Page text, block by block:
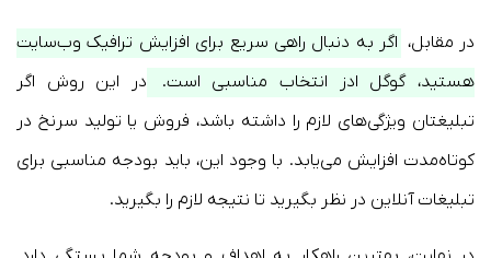
در مقابل، اگر به دنبال راهی سریع برای افزایش ترافیک وب‌سایت
هستید، گوگل ادز انتخاب مناسبی است.
در این روش اگر
تبلیغتان ویژگی‌های لازم را داشته باشد، فروش یا تولید سرنخ در
کوتاه‌مدت افزایش می‌یابد. با وجود این، باید بودجه مناسبی برای
تبلیغات آنلاین در نظر بگیرید تا نتیجه لازم را بگیرید.